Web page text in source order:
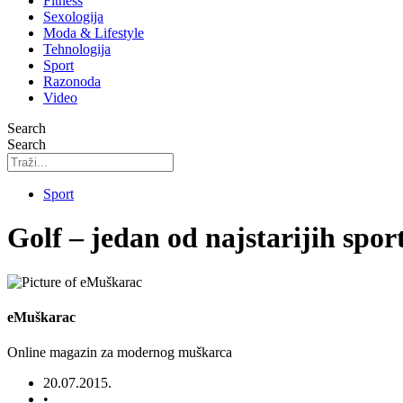
Sexologija
Moda & Lifestyle
Tehnologija
Sport
Razonoda
Video
Search
Search
Sport
Golf – jedan od najstarijih
eMuškarac
Online magazin za modernog muškarca
20.07.2015.
•